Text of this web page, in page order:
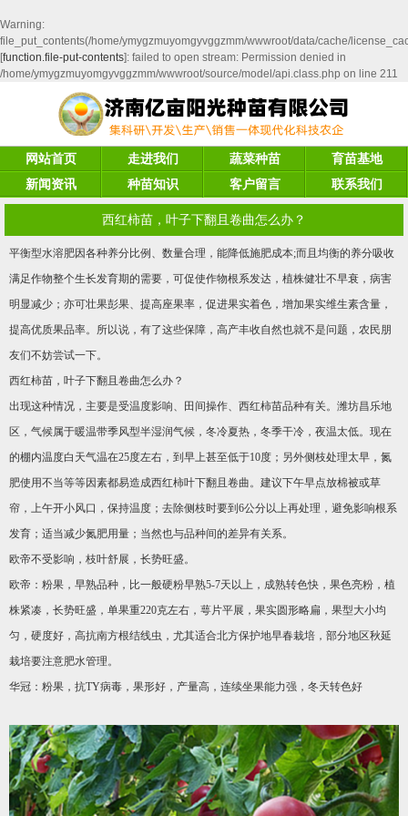
Warning:
file_put_contents(/home/ymygzmuyomgyvggzmm/wwwroot/data/cache/
[function.file-put-contents]: failed to open stream: Permission denied in
/home/ymygzmuyomgyvggzmm/wwwroot/source/model/api.class.php on line 211
网站首页 走进我们 蔬菜种苗
育苗基地
新闻资讯
种苗知识 客户留言 联系我们
西红柿苗，叶子下翻且卷曲怎么办？
平衡型水溶肥因各种养分比例、数量合理，能降低施肥成本;而且均衡的养分吸收
满足作物整个生长发育期的需要，可促使作物根系发达，植株健壮不早衰，病害
明显减少；亦可壮果彭果、提高座果率，促进果实着色，增加果实维生素含量，
提高优质果品率。所以说，有了这些保障，高产丰收自然也就不是问题，农民朋
友们不妨尝试一下。
西红柿苗，叶子下翻且卷曲怎么办？
出现这种情况，主要是受温度影响、田间操作、西红柿苗品种有关。潍坊昌乐地
区，气候属于暖温带季风型半湿润气候，冬冷夏热，冬季干冷，夜温太低。现在
的棚内温度白天气温在25度左右，到早上甚至低于10度；另外侧枝处理太早，氮
肥使用不当等等因素都易造成西红柿叶下翻且卷曲。建议下午早点放棉被或草
帘，上午开小风口，保持温度；去除侧枝时要到6公分以上再处理，避免影响根系
发育；适当减少氮肥用量；当然也与品种间的差异有关系。
欧帝不受影响，枝叶舒展，长势旺盛。
欧帝：粉果，早熟品种，比一般硬粉早熟5-7天以上，成熟转色快，果色亮粉，植
株紧凑，长势旺盛，单果重220克左右，萼片平展，果实圆形略扁，果型大小均
匀，硬度好，高抗南方根结线虫，尤其适合北方保护地早春栽培，部分地区秋延
栽培要注意肥水管理。
华冠：粉果，抗TY病毒，果形好，产量高，连续坐果能力强，冬天转色好